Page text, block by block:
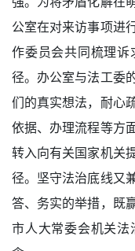
公室在对来访事项进
作委员会共同梳理
径。办公室与法工委
们的真实想法，耐心
依据、办理流程等方
转入向有关国家机关
径。坚守法治底线又
答、务实的举措，既
市人大常委会机关